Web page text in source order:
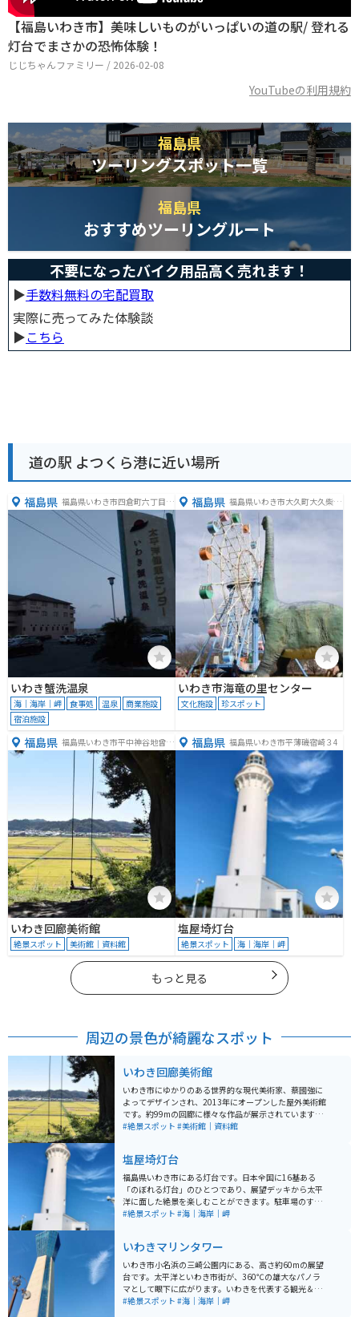
【福島いわき市】美味しいものがいっぱいの道の駅/ 登れる
灯台でまさかの恐怖体験！
じじちゃんファミリー / 2026-02-08
YouTubeの利用規約
福島県
ツーリングスポット一覧
福島県
おすすめツーリングルート
不要になったバイク用品高く売れます！
▶︎手数料無料の宅配買取
実際に売ってみた体験談
▶︎こちら
道の駅 よつくら港に近い場所
福島県 福島県いわき市四倉町六丁目１
６４−２
いわき蟹洗温泉
海｜海岸｜岬 食事処 温泉
商業施設
宿泊施設
福島県 福島県いわき市大久町大久柴崎
９
いわき市海竜の里センター
文化施設 珍スポット
福島県 福島県いわき市平中神谷地曾作
７
いわき回廊美術館
絶景スポット 美術館｜資料館
福島県 福島県いわき市平薄磯宿崎３4
塩屋埼灯台
絶景スポット 海｜海岸｜岬
もっと見る
周辺の景色が綺麗なスポット
いわき回廊美術館
いわき市にゆかりのある世界的な現代美術家、蔡國強に
よってデザインされ、2013年にオープンした屋外美術館
です。約99mの回廊に様々な作品が展示されています。
美術館の高台には、シンボルであるツリーブランコがあ
きます。
#絶景スポット #美術館｜資料館
塩屋埼灯台
福島県いわき市にある灯台です。日本全国に16基ある
「のぼれる灯台」のひとつであり、展望デッキから太平
洋に面した絶景を楽しむことができます。駐車場のすぐ
横に美空ひばりの「みだれ髪」の歌碑が設置されていま
ので、足元にご注意ください。
#絶景スポット #海｜海岸｜岬
いわきマリンタワー
いわき市小名浜の三崎公園内にある、高さ約60mの展望
台です。太平洋といわき市街が、360℃の雄大なパノラ
マとして眼下に広がります。いわきを代表する観光＆絶
景スポットです。三崎公園内には駐車場がたくさんあり
#絶景スポット #海｜海岸｜岬